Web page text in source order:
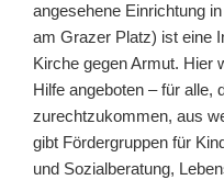
angesehene Einrichtung
am Grazer Platz) ist eine
Kirche gegen Armut. Hier
Hilfe angeboten – für alle,
zurechtzukommen, aus
gibt Fördergruppen für
und Sozialberatung,